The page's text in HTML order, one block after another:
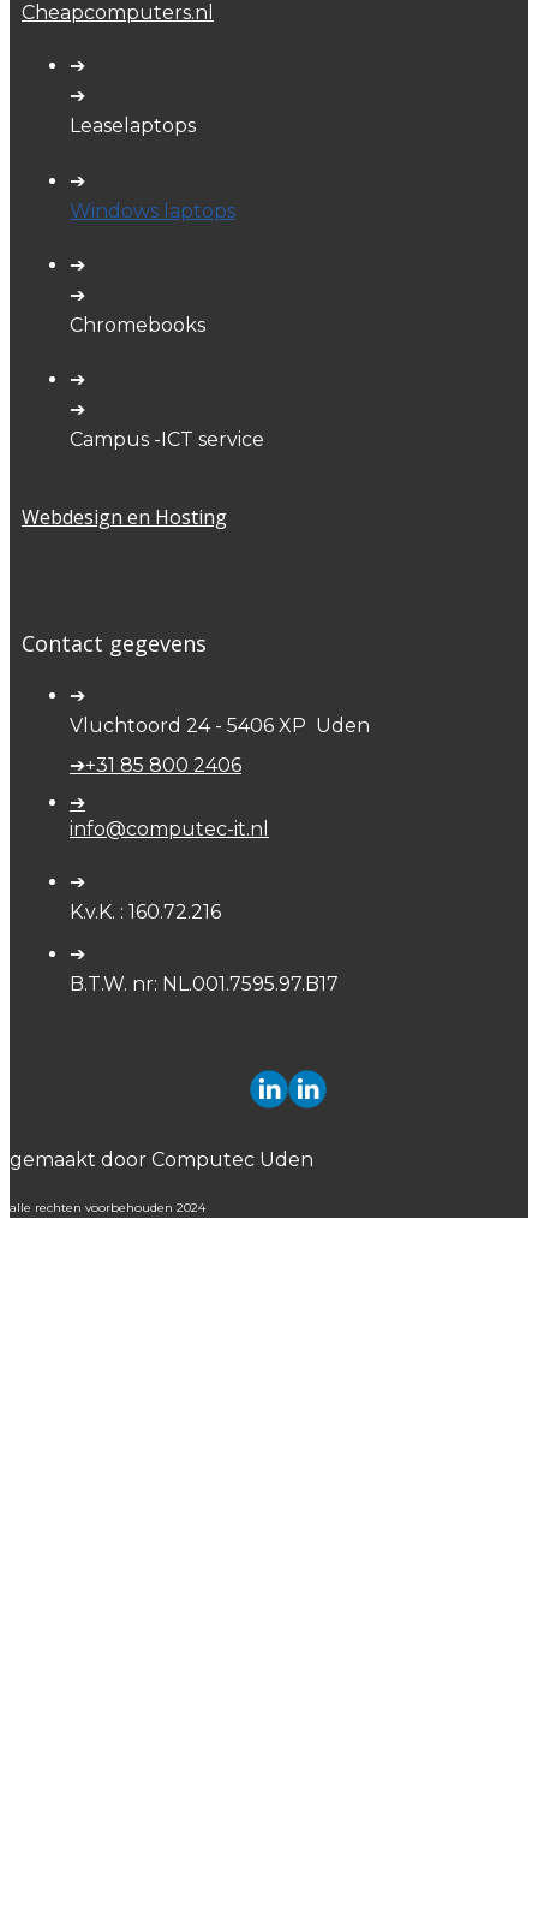
Cheapcomputers.nl
➔
➔
Leaselaptops
➔
Windows laptops
➔
➔
Chromebooks
➔
➔
Campus -ICT service
Webdesign en Hosting
Contact gegevens
➔
Vluchtoord 24 - 5406 XP Uden
➔+31 85 800 2406
➔
info@computec-it.nl
➔
K.v.K. : 160.72.216
➔
B.T.W. nr: NL.001.7595.97.B17
gemaakt door Computec Uden
alle rechten voorbehouden 2024